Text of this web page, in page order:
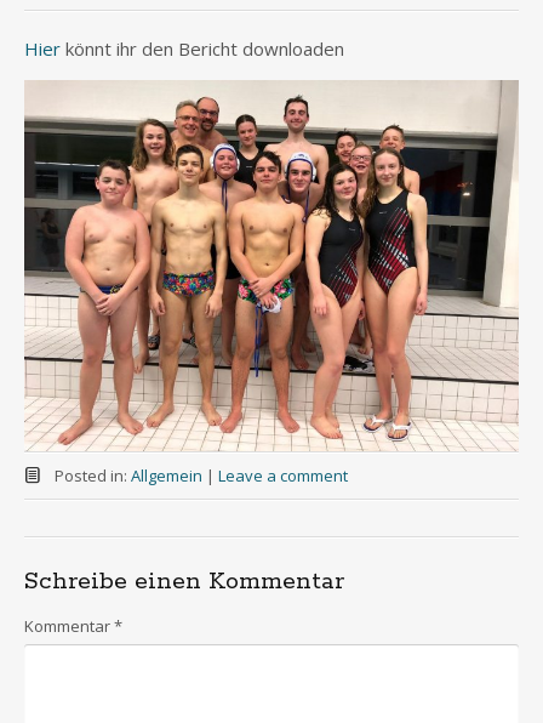
Hier könnt ihr den Bericht downloaden
Posted in: Allgemein | Leave a comment
Schreibe einen Kommentar
Kommentar*